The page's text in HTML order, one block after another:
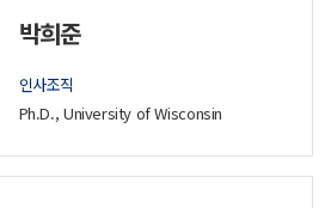
박희준
인사조직
Ph.D., University of Wisconsin